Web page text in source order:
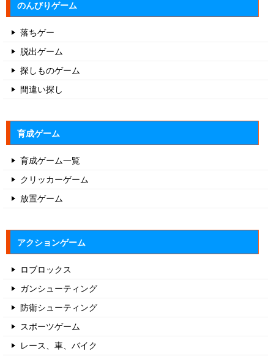
のんびりゲーム
落ちゲー
脱出ゲーム
探しものゲーム
間違い探し
育成ゲーム
育成ゲーム一覧
クリッカーゲーム
放置ゲーム
アクションゲーム
ロブロックス
ガンシューティング
防衛シューティング
スポーツゲーム
レース、車、バイク